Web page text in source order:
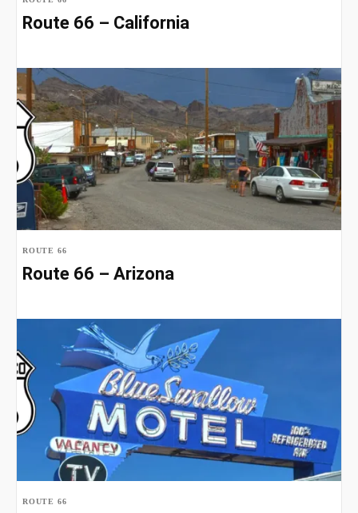
Route 66 – California
ROUTE 66
Route 66 – Arizona
ROUTE 66